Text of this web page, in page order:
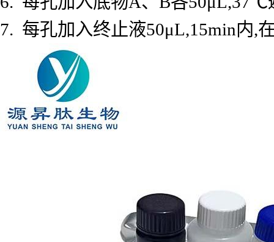
7. 每孔加入终止液50μL,15min内,